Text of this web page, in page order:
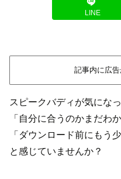
LINE
記事内に広告
スピークバディが気にな
「自分に合うのかまだわ
「ダウンロード前にもう
と感じていませんか？